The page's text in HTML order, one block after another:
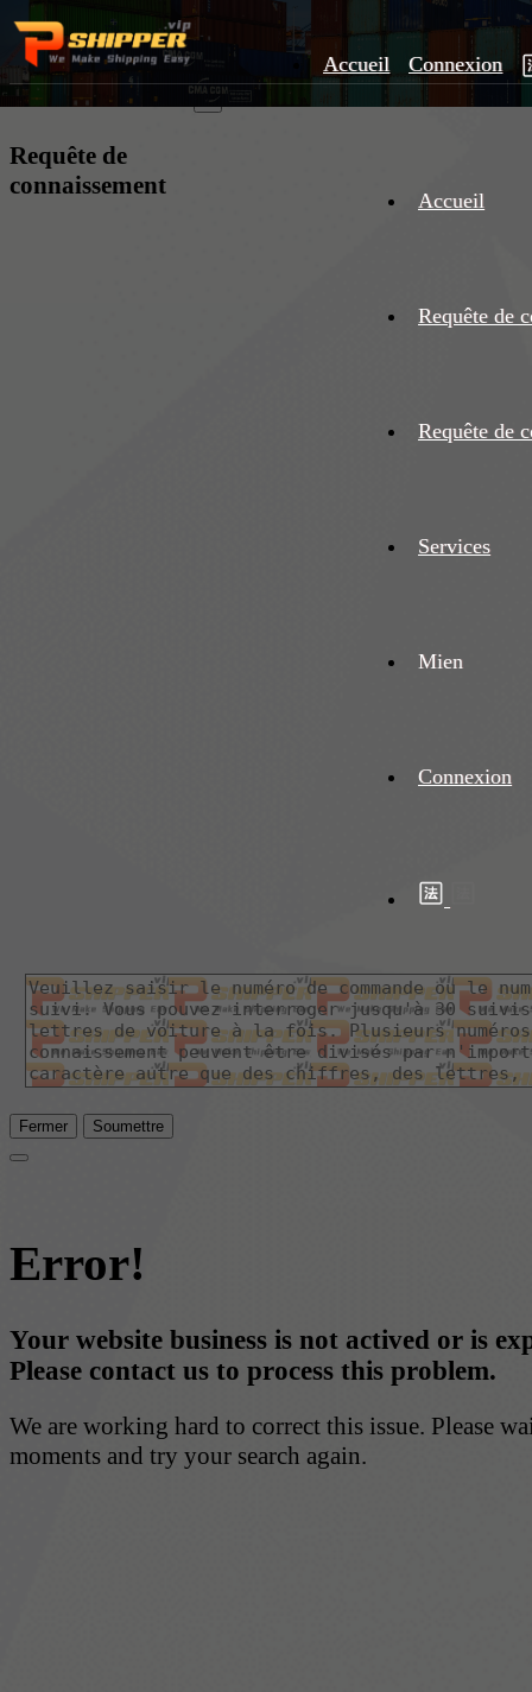
Accueil Connexion
Accueil
Requête de
Requête de
Services
Mien
Connexion
Requête de
connaissement
Fermer Soumettre
Error!
Your website business is not actived or is
Please contact us to process this problem.
We are working hard to correct this issue. Please
moments and try your search again.